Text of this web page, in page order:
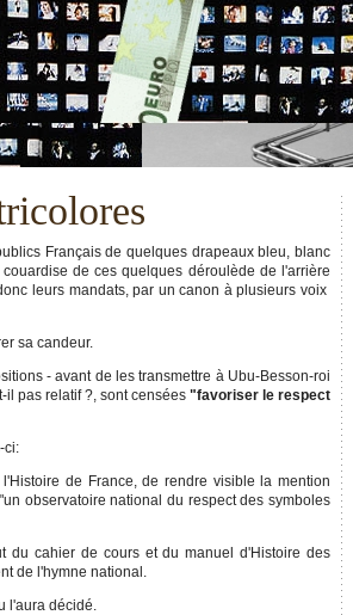
Français de quelques drapeaux bleu, blanc
de ces quelques déroulède de l'arrière
leurs mandats, par un canon à plusieurs voix
sa candeur.
- avant de les transmettre à Ubu-Besson-roi
pas relatif ?, sont censées "favoriser le respect
ci:
de France, de rendre visible la mention
observatoire national du respect des symboles
du cahier de cours et du manuel d'Histoire des
de l'hymne national.
l'aura décidé.